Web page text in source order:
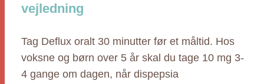
vejledning
Tag Deflux oralt 30 minutter før et måltid. Hos
voksne og børn over 5 år skal du tage 10 mg 3-
4 gange om dagen, når dispepsia